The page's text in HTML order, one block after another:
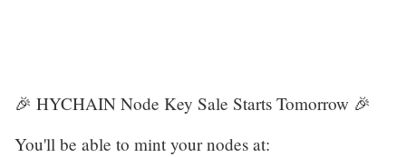
🎉 HYCHAIN Node Key Sale Starts Tomorrow 🎉
You'll be able to mint your nodes at: